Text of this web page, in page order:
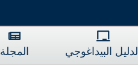
الدليل البيداغوجي المجلة